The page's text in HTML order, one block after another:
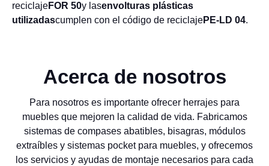
reciclajeFOR 50y lasenvolturas plásticas
utilizadascumplen con el código de reciclajePE-LD 04.
Acerca de nosotros
Para nosotros es importante ofrecer herrajes para
muebles que mejoren la calidad de vida. Fabricamos
sistemas de compases abatibles, bisagras, módulos
extraíbles y sistemas pocket para muebles, y ofrecemos
los servicios y ayudas de montaje necesarios para cada